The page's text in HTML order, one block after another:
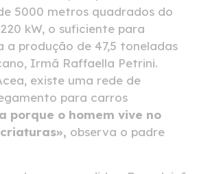
5000 metros quadrados do
kW, o suficiente para
a produção de 47,5 toneladas
Irmã Raffaella Petrini.
existe uma rede de
para carros
porque o homem vive no
observa o padre